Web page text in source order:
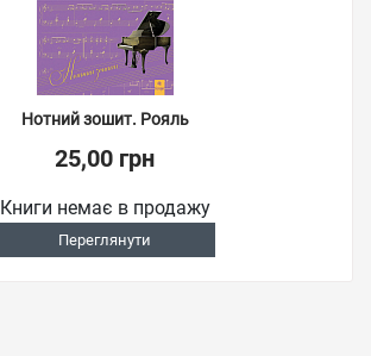
Нотний зошит. Рояль
25,00 грн
Книги немає в продажу
Переглянути